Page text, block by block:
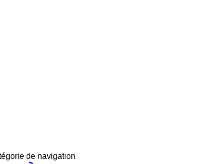
de navigation